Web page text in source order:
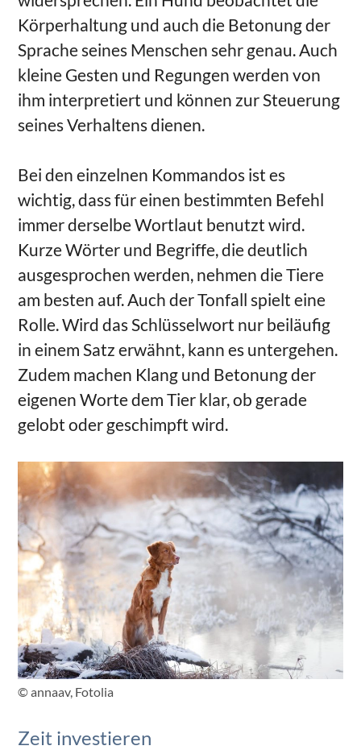
Körperhaltung und auch die Betonung der
Sprache seines Menschen sehr genau. Auch
kleine Gesten und Regungen werden von
ihm interpretiert und können zur Steuerung
seines Verhaltens dienen.
Bei den einzelnen Kommandos ist es
wichtig, dass für einen bestimmten Befehl
immer derselbe Wortlaut benutzt wird.
Kurze Wörter und Begriffe, die deutlich
ausgesprochen werden, nehmen die Tiere
am besten auf. Auch der Tonfall spielt eine
Rolle. Wird das Schlüsselwort nur beiläufig
in einem Satz erwähnt, kann es untergehen.
Zudem machen Klang und Betonung der
eigenen Worte dem Tier klar, ob gerade
gelobt oder geschimpft wird.
© annaav, Fotolia
Zeit investieren